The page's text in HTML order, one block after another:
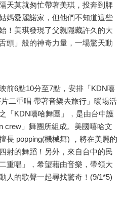
天莫就匆忙帶著美琪，投奔到脾
媽愛麗諾家，但他們不知道這些
！美琪發現了父親隱藏許久的大
頭」般的神奇力量，一場驚天動
6點10分至7點，安排「KDN嘻
二重唱 帶著音樂去旅行」暖場活
「KDN嘻哈舞團」，是由台中護
crew」舞團所組成。美國嘻哈文
長 popping(機械舞) ，將在美麗的
射的舞蹈！另外，來自台中的民
重唱」，希望藉由音樂，帶領大
人的歌聲一起尋找驚奇！(9/1*5)